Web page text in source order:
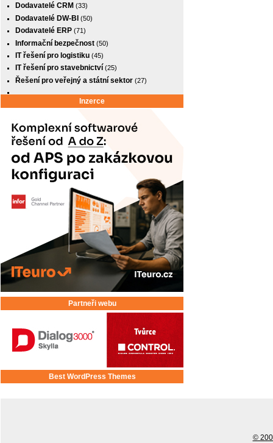
Dodavatelé CRM (33)
Dodavatelé DW-BI (50)
Dodavatelé ERP (71)
Informační bezpečnost (50)
IT řešení pro logistiku (45)
IT řešení pro stavebnictví (25)
Řešení pro veřejný a státní sektor (27)
Inzerce
Partneři webu
Best WordPress Themes
©